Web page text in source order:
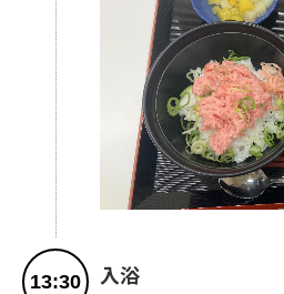
13:30 入浴